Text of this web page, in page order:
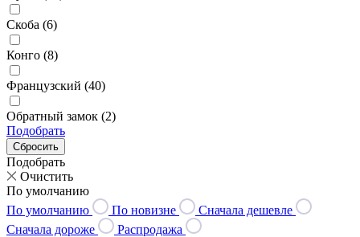
Скоба (6)
Конго (8)
Французский (40)
Обратный замок (2)
Подобрать
Подобрать
Очистить
По умолчанию
По умолчанию
По новизне
Сначала дешевле
Сначала дороже
Распродажа